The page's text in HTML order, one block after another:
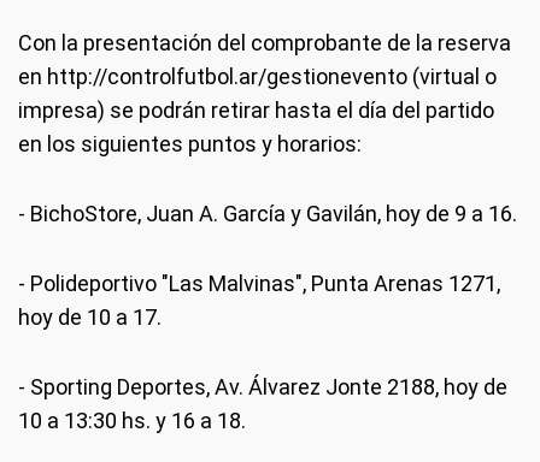
Con la presentación del comprobante de la reserva
en http://controlfutbol.ar/gestionevento (virtual o
impresa) se podrán retirar hasta el día del partido
en los siguientes puntos y horarios:
- BichoStore, Juan A. García y Gavilán, hoy de 9 a 16.
- Polideportivo "Las Malvinas", Punta Arenas 1271,
hoy de 10 a 17.
- Sporting Deportes, Av. Álvarez Jonte 2188, hoy de
10 a 13:30 hs. y 16 a 18.